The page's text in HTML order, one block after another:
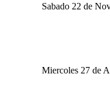
Sabado 22 de
Miercoles 27 de